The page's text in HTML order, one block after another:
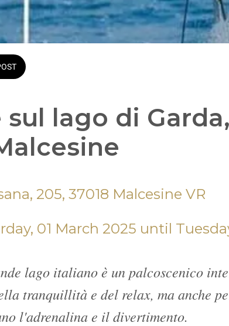
sul lago di
205, 37018 Malcesine VR
lago italiano è un palcoscenico
tranquillità e del relax, ma anche
l'adrenalina e il divertimento.